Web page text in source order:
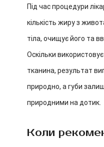
Під час процедури
кількість жиру з
тіла, очищує його та
Оскільки
тканина, результат
природно, а губи
природними на дотик.
Коли